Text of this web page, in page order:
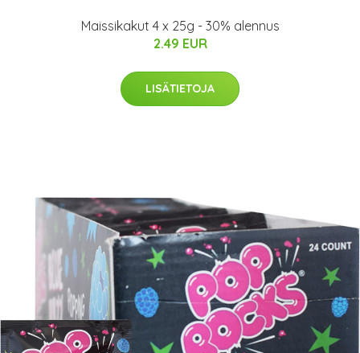
Maissikakut 4 x 25g - 30% alennus
2.49 EUR
LISÄTIETOJA